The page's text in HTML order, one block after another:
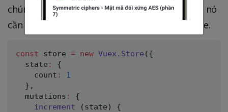
chúng ta thực hiện các thay đổi trạng thái và nó
cần được truyền vào tham số đầu tiên là state.
const store = new Vuex . Store ( {
  state
:
{
    count
:
1
} ,
  mutations
:
{
increment
( state )
{